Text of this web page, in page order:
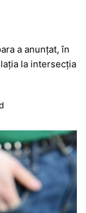
a anunțat, în
la intersecția